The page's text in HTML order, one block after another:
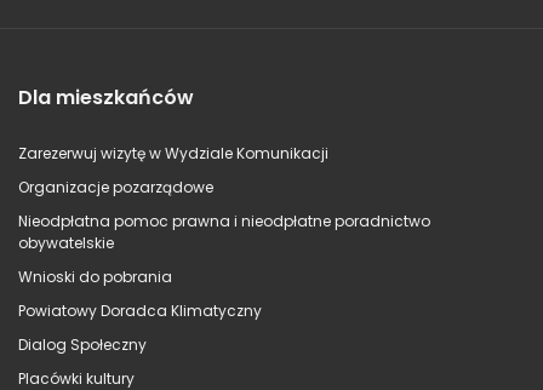
Dla mieszkańców
Zarezerwuj wizytę w Wydziale Komunikacji
Organizacje pozarządowe
Nieodpłatna pomoc prawna i nieodpłatne poradnictwo
obywatelskie
Wnioski do pobrania
Powiatowy Doradca Klimatyczny
Dialog Społeczny
Placówki kultury